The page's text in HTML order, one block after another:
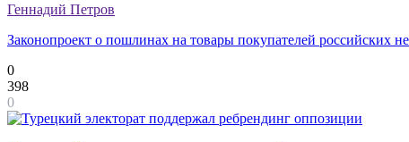
Геннадий Петров
Законопроект о пошлинах на товары покупателей российских
0
398
0